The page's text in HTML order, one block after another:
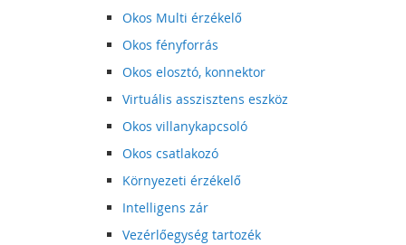
Okos Multi érzékelő
Okos fényforrás
Okos elosztó, konnektor
Virtuális asszisztens eszköz
Okos villanykapcsoló
Okos csatlakozó
Környezeti érzékelő
Intelligens zár
Vezérlőegység tartozék